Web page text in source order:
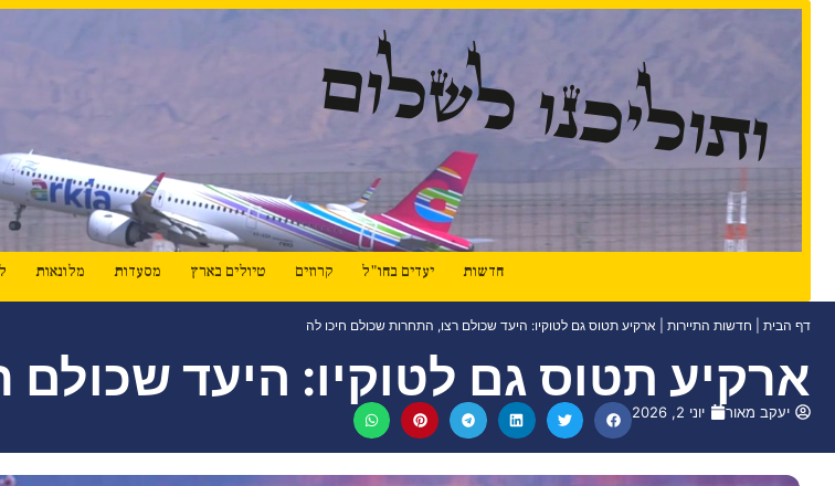
ותוליכנו לשלום
חדשות יעדים בחו"ל קרוזים טיולים בארץ מסעדות מלונאות
דף הבית חדשות התיירות ארקיע תטוס גם לטוקיו: היעד שכולם רצו, התחרות שכולם חיכו לה
ארקיע תטוס גם לטוקיו: היעד
יעקב מאור יוני 2, 2026